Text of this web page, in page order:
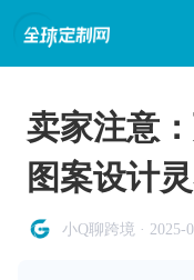
卖家注意
图案设计
小Q聊跨境 · 2025-